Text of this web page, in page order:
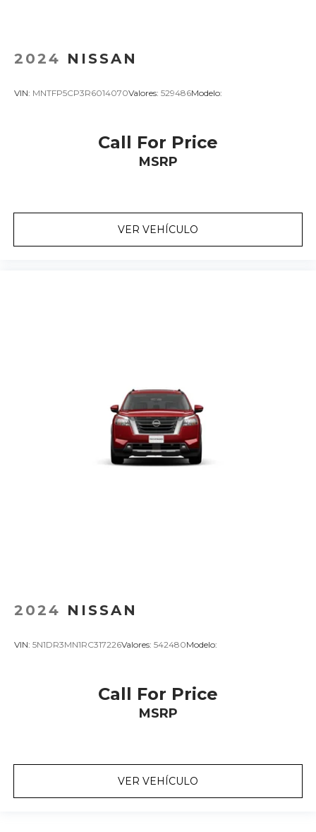
2024 NISSAN
VIN: MNTFP5CP3R6014070Valores: 529486Modelo:
Call For Price
MSRP
VER VEHÍCULO
2024 NISSAN
VIN: 5N1DR3MN1RC317226Valores: 542480Modelo:
Call For Price
MSRP
VER VEHÍCULO